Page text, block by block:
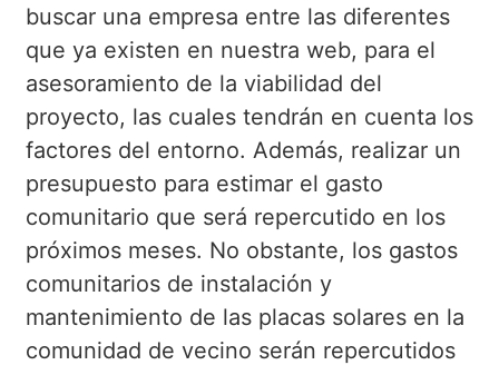
buscar una empresa entre las diferentes
que ya existen en nuestra web, para el
asesoramiento de la viabilidad del
proyecto, las cuales tendrán en cuenta los
factores del entorno. Además, realizar un
presupuesto para estimar el gasto
comunitario que será repercutido en los
próximos meses. No obstante, los gastos
comunitarios de instalación y
mantenimiento de las placas solares en la
comunidad de vecino serán repercutidos